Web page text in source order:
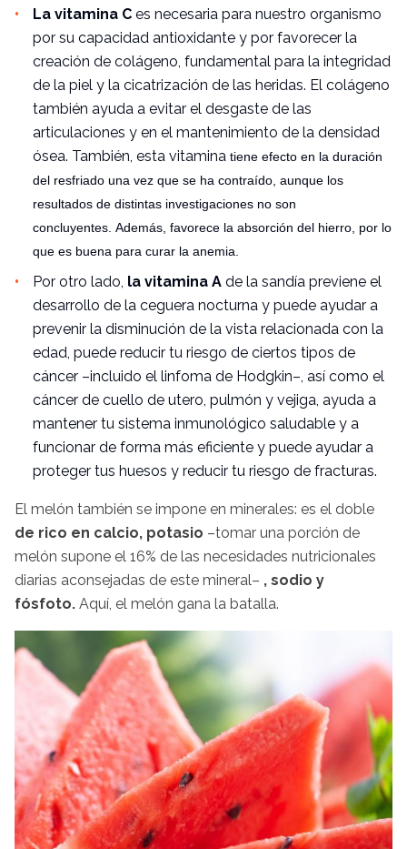
La vitamina C es necesaria para nuestro organismo
por su capacidad antioxidante y por favorecer la
creación de colágeno, fundamental para la integridad
de la piel y la cicatrización de las heridas. El colágeno
también ayuda a evitar el desgaste de las
articulaciones y en el mantenimiento de la densidad
ósea. También, esta vitamina tiene efecto en la duración
del resfriado una vez que se ha contraído, aunque los
resultados de distintas investigaciones no son
concluyentes. Además, favorece la absorción del hierro, por lo
que es buena para curar la anemia.
Por otro lado, la vitamina A de la sandía previene el
desarrollo de la ceguera nocturna y puede ayudar a
prevenir la disminución de la vista relacionada con la
edad, puede reducir tu riesgo de ciertos tipos de
cáncer –incluido el linfoma de Hodgkin–, así como el
cáncer de cuello de utero, pulmón y vejiga, ayuda a
mantener tu sistema inmunológico saludable y a
funcionar de forma más eficiente y puede ayudar a
proteger tus huesos y reducir tu riesgo de fracturas.
El melón también se impone en minerales: es el doble
de rico en calcio, potasio –tomar una porción de
melón supone el 16% de las necesidades nutricionales
diarias aconsejadas de este mineral– , sodio y
fósfoto. Aquí, el melón gana la batalla.